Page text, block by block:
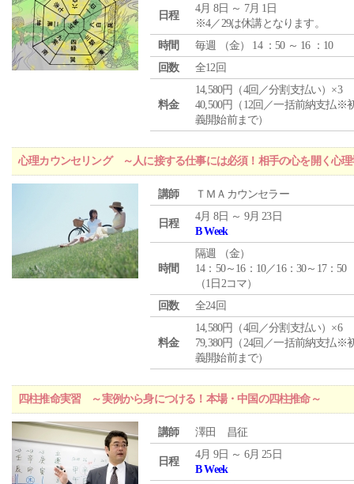
日程
4月 8日 ～ 7月 1日
※4／29は休講となります。
時間
毎週 （金） 14 ：50 ～ 16 ：10
回数
全12回
料金
14,580円（4回／分割支払い）×3
40,500円（12回／一括前納支払※
義開始前まで）
心理カウンセリング ～人に接する仕事には必須！相手の心を開く心理
講師 ＴＭＡカウンセラー
日程
4月 8日 ～ 9月 23日
B Week
時間
隔週 （金）
14：50～16：10／16：30～17：50
（1日2コマ）
回数
全24回
料金
14,580円（4回／分割支払い）×6
79,380円（24回／一括前納支払※
義開始前まで）
四柱推命実習 ～実例から身につける！本場・中国の四柱推命～
講師 澤田 昌征
日程
4月 9日 ～ 6月 25日
B Week